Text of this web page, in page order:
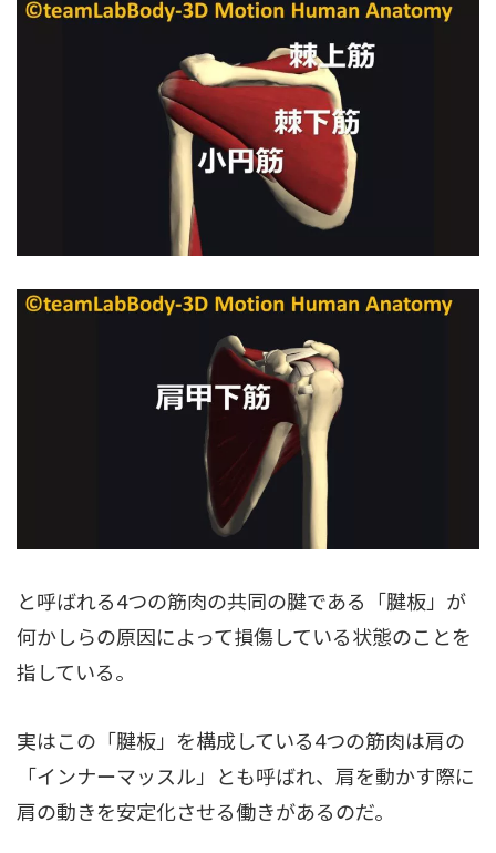
と呼ばれる4つの筋肉の共同の腱である「腱板」が
何かしらの原因によって損傷している状態のことを
指している。
実はこの「腱板」を構成している4つの筋肉は肩の
「インナーマッスル」とも呼ばれ、肩を動かす際に
肩の動きを安定化させる働きがあるのだ。